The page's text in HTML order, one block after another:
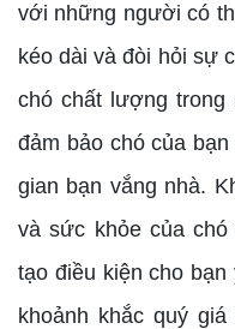
với những người có
kéo dài và đòi hỏi sự
chó chất lượng trong
đảm bảo chó của
gian bạn vắng nhà.
và sức khỏe của
tạo điều kiện cho
khoảnh khắc quý